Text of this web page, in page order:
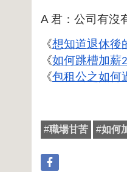
A 君：公司有沒
《想知道退休後
《如何跳槽加薪
《包租公之如何
#職場甘苦 #如何